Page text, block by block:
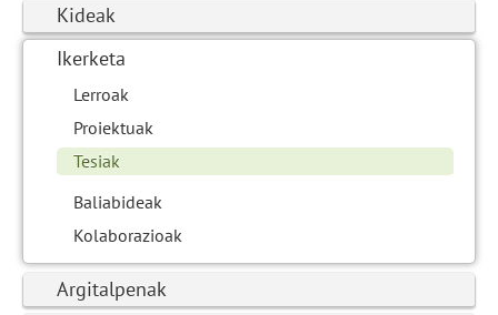
Kideak
Ikerketa
Lerroak
Proiektuak
Tesiak
Baliabideak
Kolaborazioak
Argitalpenak